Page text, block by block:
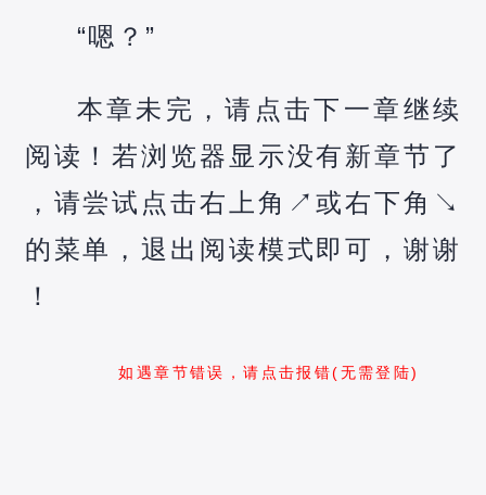
“嗯？”
本章未完，请点击下一章继续
阅读！若浏览器显示没有新章节了
，请尝试点击右上角↗️或右下角↘️
的菜单，退出阅读模式即可，谢谢
！
如遇章节错误，请点击报错(无需登陆)